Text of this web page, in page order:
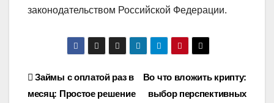
законодательством Российской Федерации.
Навигация
Во что вложить крипту:
выбор перспективных
Займы с оплатой раз в
месяц: Простое решение